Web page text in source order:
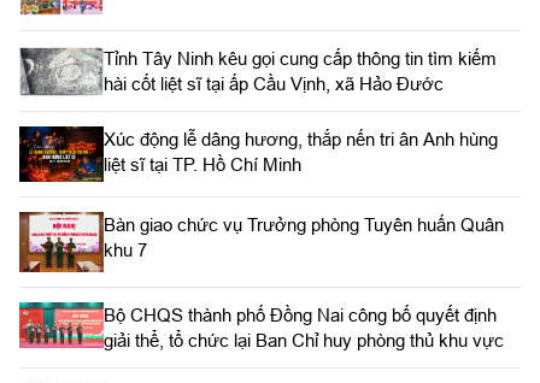
Tỉnh Tây Ninh kêu gọi cung cấp thông tin tìm kiếm
hài cốt liệt sĩ tại ấp Cầu Vịnh, xã Hảo Đước
Xúc động lễ dâng hương, thắp nến tri ân Anh hùng
liệt sĩ tại TP. Hồ Chí Minh
Bàn giao chức vụ Trưởng phòng Tuyên huấn Quân
khu 7
Bộ CHQS thành phố Đồng Nai công bố quyết định
giải thể, tổ chức lại Ban Chỉ huy phòng thủ khu vực